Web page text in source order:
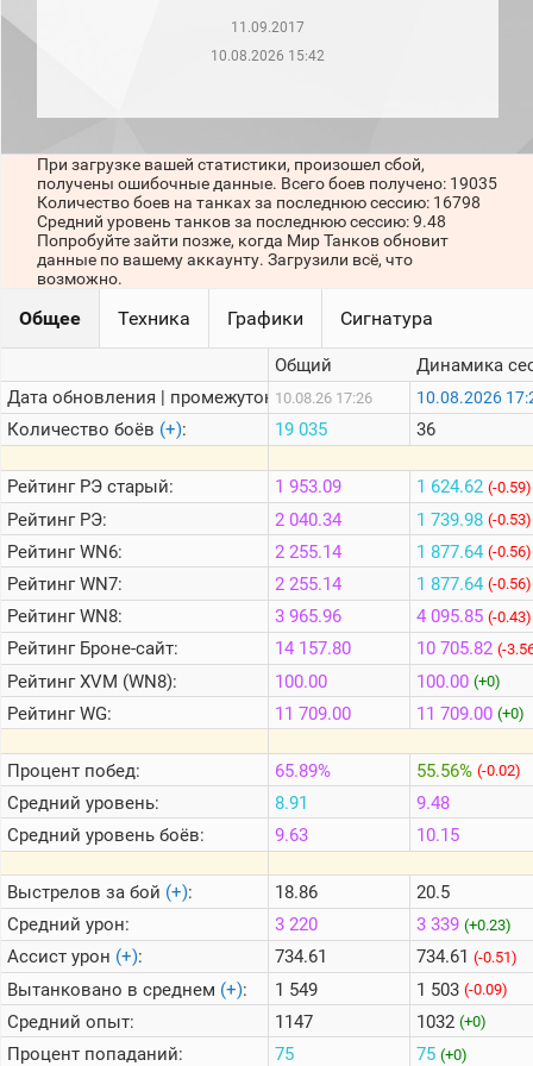
Топ 1000
Топ
игроков
последние
сессии)
Информация
Онлайн
Цветовая
шкала
Теlegram
ВК
Портал
Мира
Танков
11.09.2017
10.08.2026 15:42
При загрузке вашей статистики, произошел сбой,
получены ошибочные данные. Всего боев получено: 19035
Количество боев на танках за последнюю сессию: 16798
Средний уровень танков за последнюю сессию: 9.48
Попробуйте зайти позже, когда Мир Танков обновит
данные по вашему аккаунту. Загрузили всё, что
возможно.
Общее Техника Графики Сигнатура
Дата обновления | промежуток:
Количество боёв (+):
РейтингРЭ старый:
РейтингРЭ:
РейтингWN6:
РейтингWN7:
РейтингWN8:
РейтингБроне-сайт:
РейтингXVM (WN8):
РейтингWG:
Процент побед:
Средний уровень:
Средний уровень боёв:
Выстрелов за бой (+):
Средний урон:
Ассист урон (+):
Вытанковано в среднем (+):
Средний опыт:
Процент попаданий:
Общий
10.08.26 17:26
19 035
1 953.09
2 040.34
2 255.14
2 255.14
3 965.96
14 157.80
100.00
11 709.00
65.89%
8.91
9.63
18.86
3 220
734.61
1 549
1147
75
Динамика
10.08.2026
36
1 624.62 (-0.59)
1 739.98 (-0.53)
1 877.64 (-0.56)
1 877.64 (-0.56)
4 095.85 (-0.43)
10 705.82 (-
100.00 (+0)
11 709.00 (+0)
55.56% (-0.02)
9.48
10.15
20.5
3 339 (+0.23)
734.61 (-0.51)
1 503 (-0.09)
1032 (+0)
75 (+0)